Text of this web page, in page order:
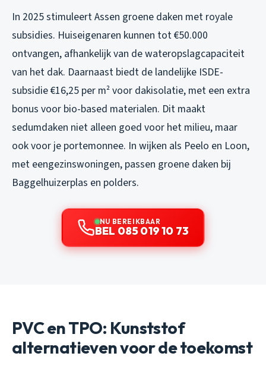
In 2025 stimuleert Assen groene daken met royale
subsidies. Huiseigenaren kunnen tot €50.000
ontvangen, afhankelijk van de wateropslagcapaciteit
van het dak. Daarnaast biedt de landelijke ISDE-
subsidie €16,25 per m² voor dakisolatie, met een extra
bonus voor bio-based materialen. Dit maakt
sedumdaken niet alleen goed voor het milieu, maar
ook voor je portemonnee. In wijken als Peelo en Loon,
met eengezinswoningen, passen groene daken bij
Baggelhuizerplas en polders.
NU BEREIKBAAR
BEL 085 019 10 73
PVC en TPO: Kunststof
alternatieven voor de toekomst